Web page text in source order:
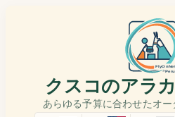
クスコのアラ
あらゆる予算に合わせたオー